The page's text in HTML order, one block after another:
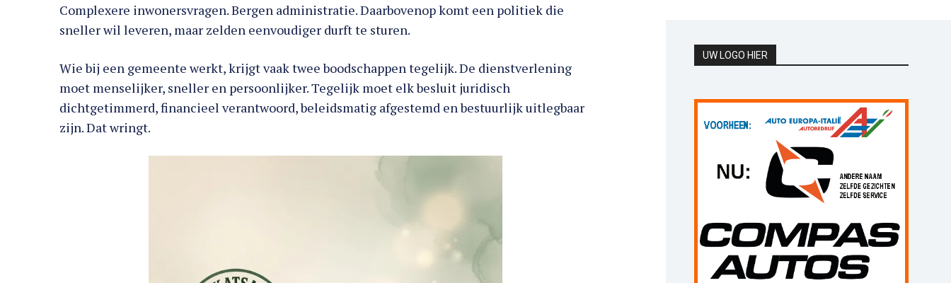
Complexere inwonersvragen. Bergen administratie. Daarbovenop komt een politiek die
sneller wil leveren, maar zelden eenvoudiger durft te sturen.
Wie bij een gemeente werkt, krijgt vaak twee boodschappen tegelijk. De dienstverlening
moet menselijker, sneller en persoonlijker. Tegelijk moet elk besluit juridisch
dichtgetimmerd, financieel verantwoord, beleidsmatig afgestemd en bestuurlijk uitlegbaar
zijn. Dat wringt.
UW LOGO HIER